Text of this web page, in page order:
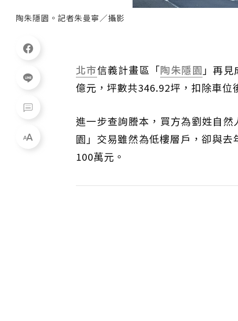
陶朱隱園。記者朱曼寧／攝影
北市信義計畫區「陶朱隱園 」再
億元，坪數共346.92坪，扣除車位
進一步查詢謄本，買方為劉姓自
園」交易雖然為低樓層戶，卻與
100萬元。